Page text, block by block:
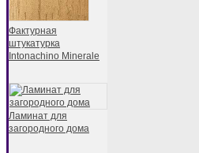
Фактурная
штукатурка
Intonachino Minerale
Ламинат для
загородного дома